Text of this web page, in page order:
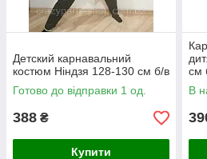
Детский карнавальний
костюм Ніндзя 128-130 см б/в
Готово до відправки 1 од.
388 ₴
Купити
см
В